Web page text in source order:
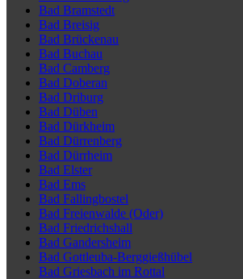
Bad Bramstedt
Bad Breisig
Bad Brückenau
Bad Buchau
Bad Camberg
Bad Doberan
Bad Driburg
Bad Düben
Bad Dürkheim
Bad Dürrenberg
Bad Dürrheim
Bad Elster
Bad Ems
Bad Fallingbostel
Bad Freienwalde (Oder)
Bad Friedrichshall
Bad Gandersheim
Bad Gottleuba-Berggießhübel
Bad Griesbach im Rottal